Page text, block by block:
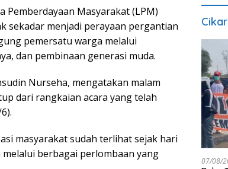
Pemberdayaan Masyarakat (LPM)
sekadar menjadi perayaan pergantian
pemersatu warga melalui
dan pembinaan generasi muda.
Nurseha, mengatakan malam
dari rangkaian acara yang telah
masyarakat sudah terlihat sejak hari
berbagai perlombaan yang
07/08/